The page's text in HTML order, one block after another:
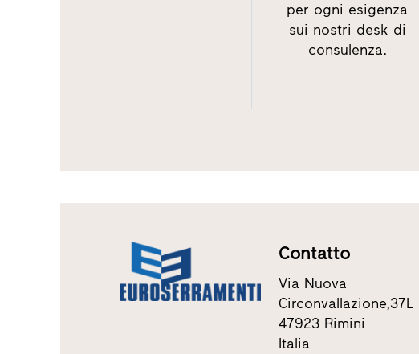
per ogni esigenza
sui nostri desk di
consulenza.
Contatto
Via Nuova
Circonvallazione,37L
47923 Rimini
Italia